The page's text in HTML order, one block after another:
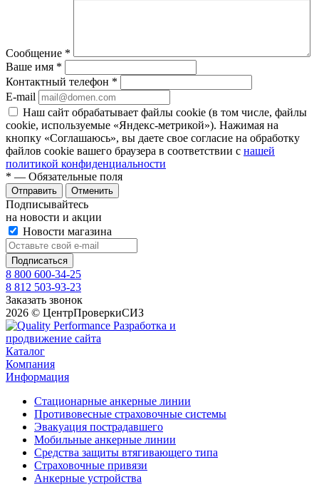
Сообщение *
Ваше имя *
Контактный телефон *
E-mail
Наш сайт обрабатывает файлы cookie (в том числе, файлы
cookie, используемые «Яндекс-метрикой»). Нажимая на
кнопку «Соглашаюсь», вы даете свое согласие на обработку
файлов cookie вашего браузера в соответствии с нашей
политикой конфиденциальности
* — Обязательные поля
Отправить Отменить
Подписывайтесь
на новости и акции
Новости магазина
8 800 600-34-25
8 812 503-93-23
Заказать звонок
2026 © ЦентрПроверкиСИЗ
Разработка и
продвижение сайта
Каталог
Компания
Информация
Стационарные анкерные линии
Противовесные страховочные системы
Эвакуация пострадавшего
Мобильные анкерные линии
Средства защиты втягивающего типа
Страховочные привязи
Анкерные устройства